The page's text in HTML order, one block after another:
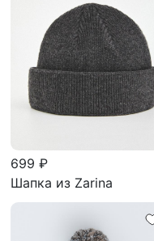
699 ₽
Шапка из Zarina